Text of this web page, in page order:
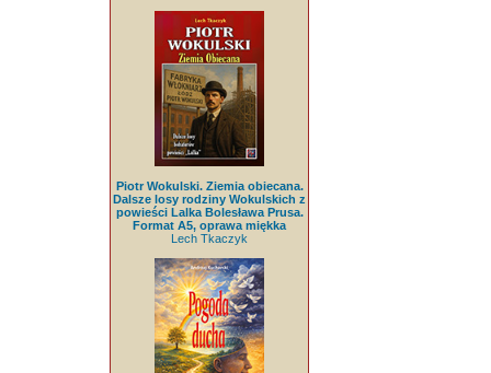
Piotr Wokulski. Ziemia obiecana.
Dalsze losy rodziny Wokulskich z
powieści Lalka Bolesława Prusa.
Format A5, oprawa miękka
Lech Tkaczyk